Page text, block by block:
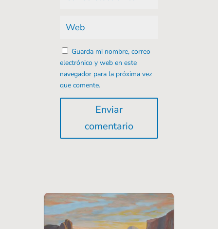
Guarda mi nombre, correo
electrónico y web en este
navegador para la próxima vez
que comente.
Enviar
comentario